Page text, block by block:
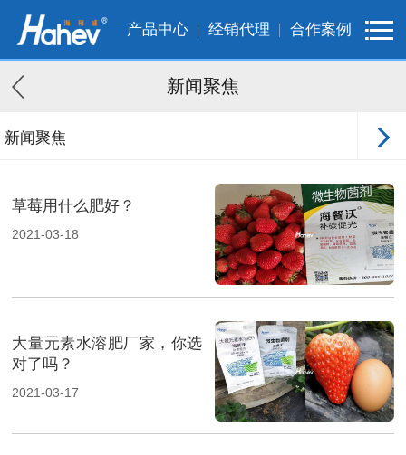
产品中心 经销代理 合作案例
新闻聚焦
新闻聚焦
草莓用什么肥好？
2021-03-18
大量元素水溶肥厂家，你选
对了吗？
2021-03-17